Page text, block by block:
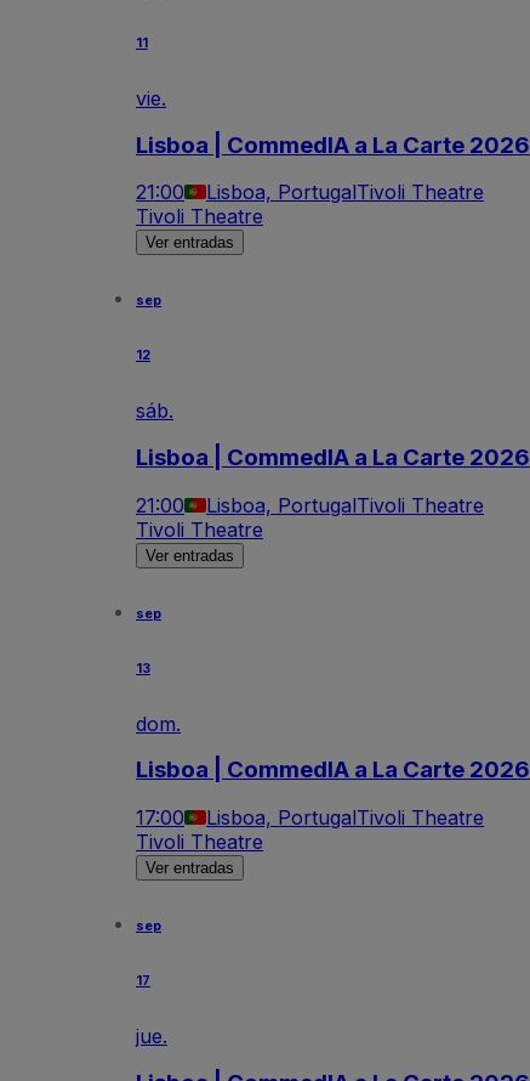
11
vie.
Lisboa | CommedIA a La Carte 2026
21:00 Lisboa, PortugalTivoli Theatre
Tivoli Theatre
Ver entradas
sep
12
sáb.
Lisboa | CommedIA a La Carte 2026
21:00 Lisboa, PortugalTivoli Theatre
Tivoli Theatre
Ver entradas
sep
13
dom.
Lisboa | CommedIA a La Carte 2026
17:00 Lisboa, PortugalTivoli Theatre
Tivoli Theatre
Ver entradas
sep
17
jue.